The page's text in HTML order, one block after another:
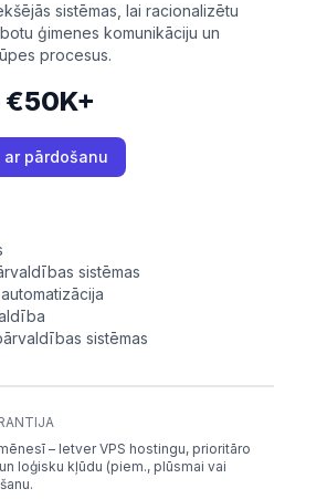
sistēmas, lai racionalizētu
ģimenes komunikāciju un
procesus.
€50K+
pārdošanu
sistēmas
sistēmas
– Ietver VPS hostingu, prioritāro
loģisku kļūdu (piem., plūsmai vai